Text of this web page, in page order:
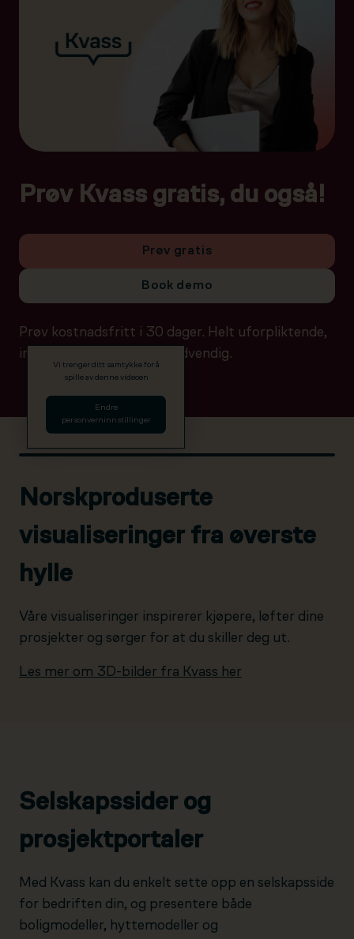
Prøv Kvass gratis, du også!
Prøv gratis
Book demo
Prøv kostnadsfritt i 30 dager. Helt uforpliktende,
ingen betalingsdetaljer nødvendig.
Vi trenger ditt samtykke for å
spille av denne videoen
Endre
personverninnstillinger
Norskproduserte
visualiseringer fra øverste
hylle
Våre visualiseringer inspirerer kjøpere, løfter dine
prosjekter og sørger for at du skiller deg ut.
Les mer om 3D-bilder fra Kvass her
Selskapssider og
prosjektportaler
Med Kvass kan du enkelt sette opp en selskapsside
for bedriften din, og presentere både
boligmodeller, hyttemodeller og